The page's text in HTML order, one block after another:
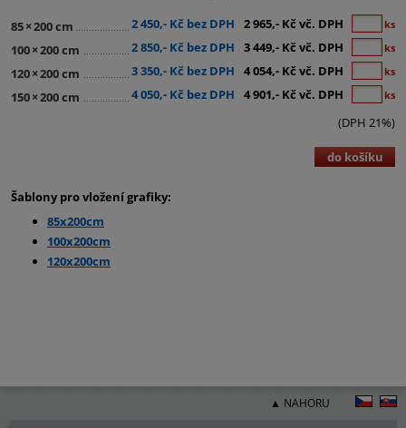
85×200 cm 2 450,- Kč bez DPH 2 965,- Kč vč. DPH ks
100×200 cm 2 850,- Kč bez DPH 3 449,- Kč vč. DPH ks
120×200 cm 3 350,- Kč bez DPH 4 054,- Kč vč. DPH ks
150×200 cm 4 050,- Kč bez DPH 4 901,- Kč vč. DPH ks
(DPH 21%)
do košíku
Šablony pro vložení grafiky:
85x200cm
100x200cm
120x200cm
▲ NAHORU